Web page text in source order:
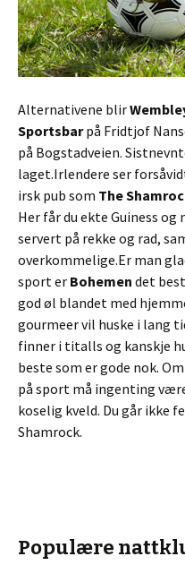
Alternativene blir
Sportsbarpå Fridtjof
på Bogstadveien.
laget.Irlendere ser
irsk pub som The
Her får du ekte Guiness
servert på rekke og rad,
overkommelige.Er man
sport er Bohemen det
god øl blandet med
gourmeer vil huske i lang
finner i titalls og kanskje
beste som er gode nok.
på sport må ingenting
koselig kveld. Du går ikke
Shamrock.
Populære